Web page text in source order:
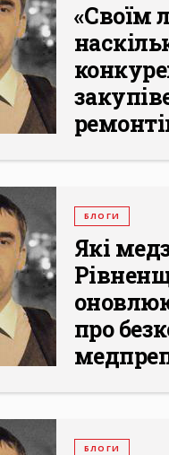
«Своїм
БЛОГИ
Які
про
БЛОГИ